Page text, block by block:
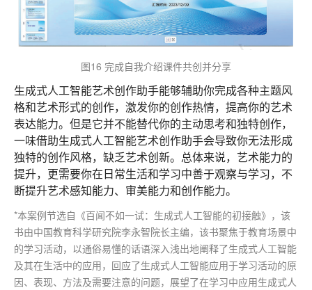
图16 完成自我介绍课件共创并分享
生成式人工智能艺术创作助手能够辅助你完成各种主题风
格和艺术形式的创作，激发你的创作热情，提高你的艺术
表达能力。但是它并不能替代你的主动思考和独特创作，
一味借助生成式人工智能艺术创作助手会导致你无法形成
独特的创作风格，缺乏艺术创新。总体来说，艺术能力的
提升，更需要你在日常生活和学习中善于观察与学习，不
断提升艺术感知能力、审美能力和创作能力。
*本案例节选自《百闻不如一试：生成式人工智能的初接触》，该
书由中国教育科学研究院李永智院长主编，该书聚焦于教育场景中
的学习活动，以通俗易懂的话语深入浅出地阐释了生成式人工智能
及其在生活中的应用，回应了生成式人工智能应用于学习活动的原
因、表现、方法及需要注意的问题，展望了在学习中应用生成式人